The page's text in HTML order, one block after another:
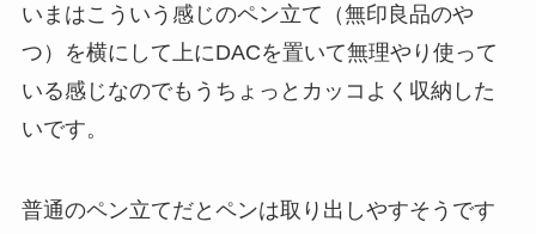
いまはこういう感じのペン立て（無印良品のや
つ）を横にして上にDACを置いて無理やり使って
いる感じなのでもうちょっとカッコよく収納した
いです。
普通のペン立てだとペンは取り出しやすそうです